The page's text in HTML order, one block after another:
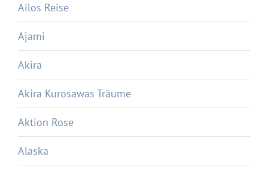
Ailos Reise
Ajami
Akira
Akira Kurosawas Träume
Aktion Rose
Alaska